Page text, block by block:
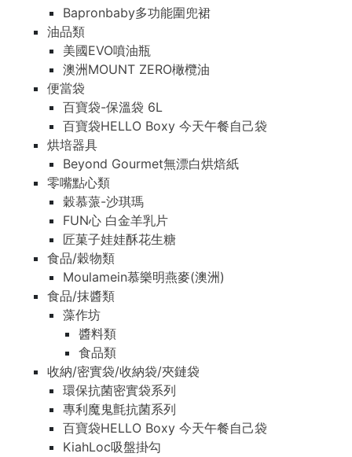
Bapronbaby多功能圍兜裙
油品類
美國EVO噴油瓶
澳洲MOUNT ZERO橄欖油
便當袋
百寶袋-保溫袋 6L
百寶袋HELLO Boxy 今天午餐自己袋
烘培器具
Beyond Gourmet無漂白烘焙紙
零嘴點心類
穀慕蒎-沙琪瑪
FUN心 白金羊乳片
匠菓子娃娃酥花生糖
食品/穀物類
Moulamein慕樂明燕麥(澳洲)
食品/抹醬類
藻作坊
醬料類
食品類
收納/密實袋/收納袋/夾鏈袋
環保抗菌密實袋系列
專利魔鬼氈抗菌系列
百寶袋HELLO Boxy 今天午餐自己袋
KiahLoc吸盤掛勾